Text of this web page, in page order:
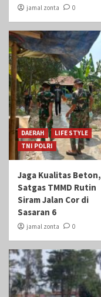
jamal zonta 0
DAERAH
LIFE STYLE
TNI POLRI
Jaga Kualitas Beton,
Satgas TMMD Rutin
Siram Jalan Cor di
Sasaran 6
jamal zonta 0